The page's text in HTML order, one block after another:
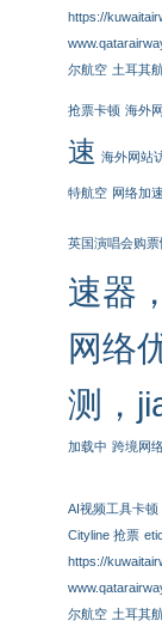
https://
尔航空 土耳其
抢票卡顿 海外
速 海外网站
特航空 网络加速
英国演唱会购票
速器
网络
测，
加载中 跨境网
AI视频工具卡顿
Cityline 抢票
https://
尔航空 土耳其